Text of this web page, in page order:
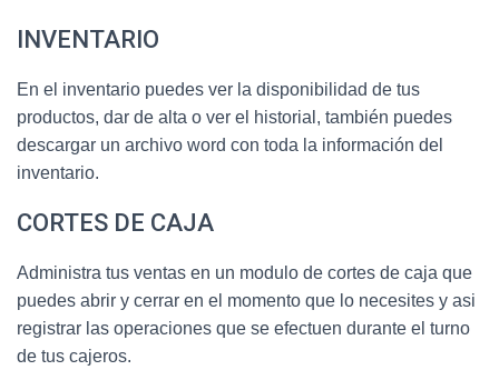
INVENTARIO
En el inventario puedes ver la disponibilidad de tus
productos, dar de alta o ver el historial, también puedes
descargar un archivo word con toda la información del
inventario.
CORTES DE CAJA
Administra tus ventas en un modulo de cortes de caja que
puedes abrir y cerrar en el momento que lo necesites y asi
registrar las operaciones que se efectuen durante el turno
de tus cajeros.